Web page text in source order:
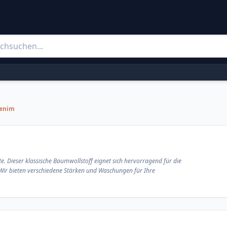
Dieser klassische Baumwollstoff eignet sich hervorragend für die
bieten verschiedene Stärken und Waschungen für Ihre